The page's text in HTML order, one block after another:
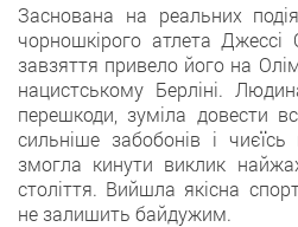
Заснована на реальних
чорношкірого атлета Джессі
завзяття привело його на
нацистському Берліні.
перешкоди, зуміла довести
сильніше забобонів і
змогла кинути виклик
століття. Вийшла якісна
не залишить байдужим.